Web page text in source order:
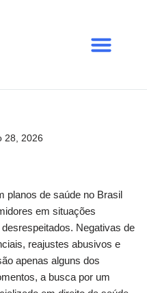
28, 2026
planos de saúde no Brasil
em situações
Negativas de
reajustes abusivos e
apenas alguns dos
a busca por um